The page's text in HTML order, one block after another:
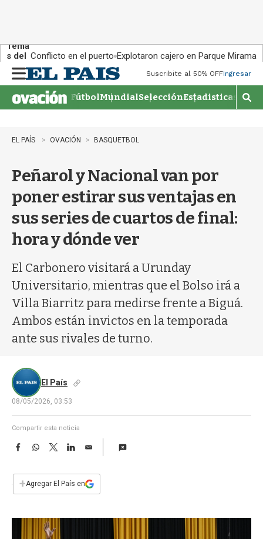
Tema
s del
día:
Conflicto en el puerto Explotaron cajero en Parque Miramar
n
u
Suscribite al 50% OFFIngresar
FútbolMundialSelecciónEstadisticas
M
o
EL PAÍS OVACIÓN BASQUETBOL
Peñarol y Nacional van por
poner estirar sus ventajas en
sus series de cuartos de final:
hora y dónde ver
El Carbonero visitará a Urunday
Universitario, mientras que el Bolso irá a
Villa Biarritz para medirse frente a Biguá.
Ambos están invictos en la temporada
ante sus rivales de turno.
El País
08/05/2026, 03:53
Compartir esta noticia
F
e
b
W
s
T
w
t
L
E
i
l
+Agregar El País en